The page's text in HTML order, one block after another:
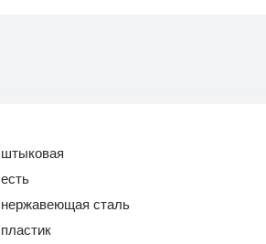
штыковая
есть
нержавеющая сталь
пластик